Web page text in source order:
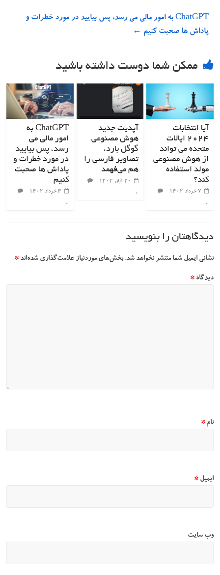
ChatGPT به امور مالی می رسد، پس بیایید در مورد خطرات و
پاداش ها صحبت کنیم ←
ممکن شما دوست داشته باشید
آیا انتخابات
۲۰۲۴ ایالات
متحده می تواند
از هوش مصنوعی
مولد استفاده
کند؟
۷ خرداد ۱۴۰۲
۰
آپدیت جدید
هوش مصنوعی
گوگل بارد،
تصاویر فارسی را
هم می‌فهمد
۲۰ آبان ۱۴۰۲
۰
ChatGPT به
امور مالی می
رسد، پس بیایید
در مورد خطرات و
پاداش ها صحبت
کنیم
۳ خرداد ۱۴۰۲
۰
دیدگاهتان را بنویسید
نشانی ایمیل شما منتشر نخواهد شد. بخش‌های موردنیاز علامت‌گذاری شده‌اند*
دیدگاه*
نام*
ایمیل*
وب‌ سایت